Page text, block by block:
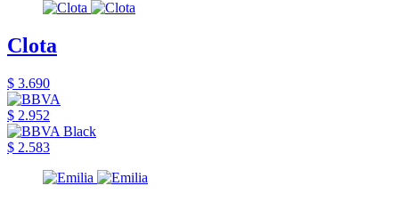
Clota
$ 3.690
$ 2.952
$ 2.583